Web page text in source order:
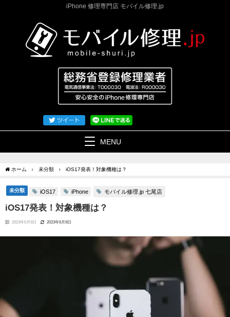
iPhone 修理専門店 モバイル修理.jp
MENU
ホーム 未分類 iOS17発表！対象機種は？
未分類 iOS17 iPhone モバイル修理.jp 七尾店
iOS17発表！対象機種は？
2023年6月9日 2023年6月9日